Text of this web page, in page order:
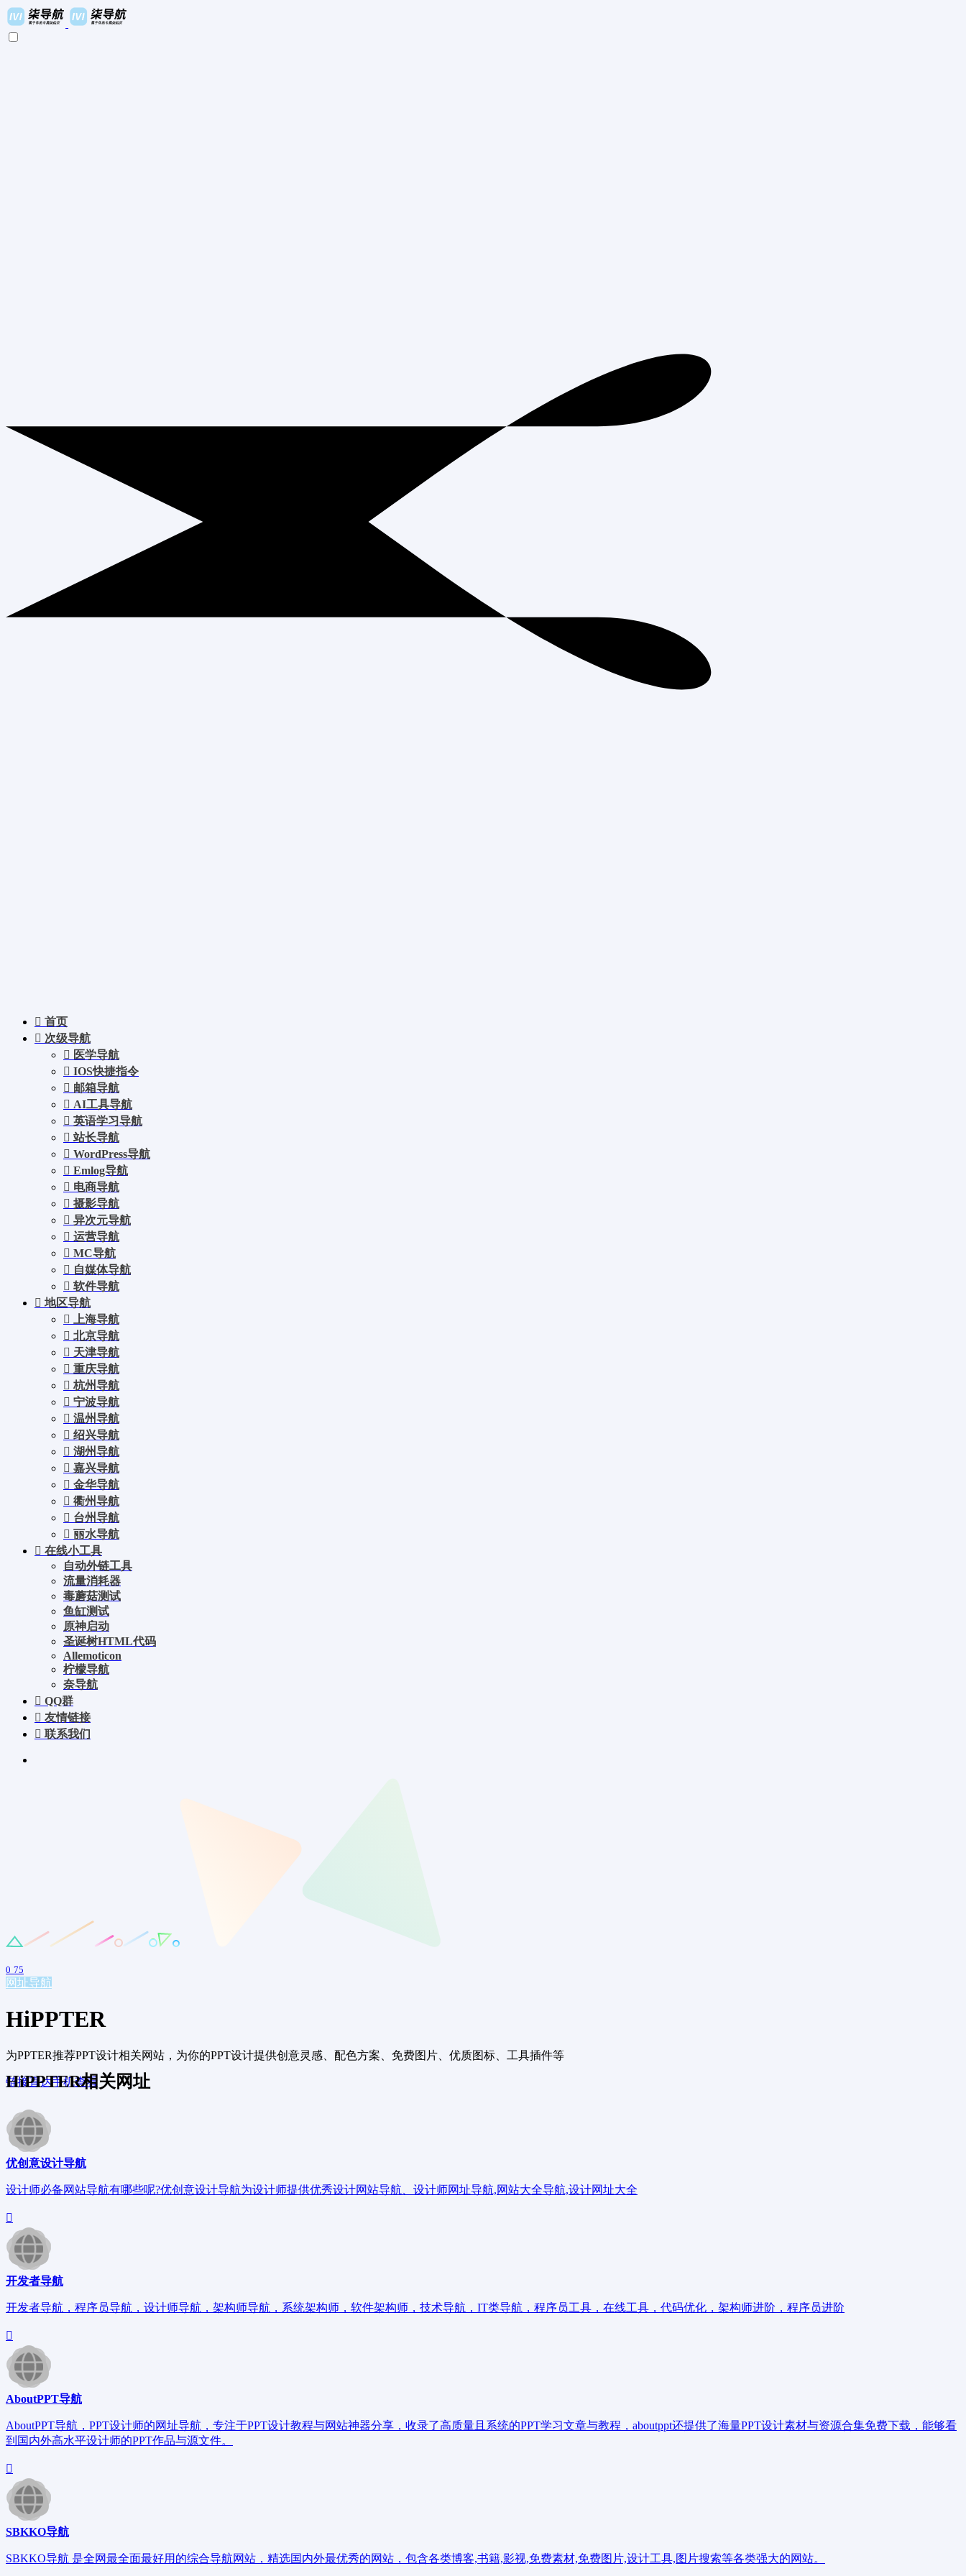
首页
次级导航
医学导航
IOS快捷指令
邮箱导航
AI工具导航
英语学习导航
站长导航
WordPress导航
Emlog导航
电商导航
摄影导航
异次元导航
运营导航
MC导航
自媒体导航
软件导航
地区导航
上海导航
北京导航
天津导航
重庆导航
杭州导航
宁波导航
温州导航
绍兴导航
湖州导航
嘉兴导航
金华导航
衢州导航
台州导航
丽水导航
在线小工具
自动外链工具
流量消耗器
毒蘑菇测试
鱼缸测试
原神启动
圣诞树HTML代码
Allemoticon
柠檬导航
奈导航
QQ群
友情链接
联系我们
0 75
网址导航
HiPPTER
为PPTER推荐PPT设计相关网站，为你的PPT设计提供创意灵感、配色方案、免费图片、优质图标、工具插件等
链接直达手机查看
HiPPTER相关网址
优创意设计导航
设计师必备网站导航有哪些呢?优创意设计导航为设计师提供优秀设计网站导航、设计师网址导航,网站大全导航,设计网址大全
开发者导航
开发者导航，程序员导航，设计师导航，架构师导航，系统架构师，软件架构师，技术导航，IT类导航，程序员工具，在线工具，代码优化，架构师进阶，程序员进阶
AboutPPT导航
AboutPPT导航，PPT设计师的网址导航，专注于PPT设计教程与网站神器分享，收录了高质量且系统的PPT学习文章与教程，aboutppt还提供了海量PPT设计素材与资源合集免费下载，能够看
到国内外高水平设计师的PPT作品与源文件。
SBKKO导航
SBKKO导航 是全网最全面最好用的综合导航网站，精选国内外最优秀的网站，包含各类博客,书籍,影视,免费素材,免费图片,设计工具,图片搜索等各类强大的网站。